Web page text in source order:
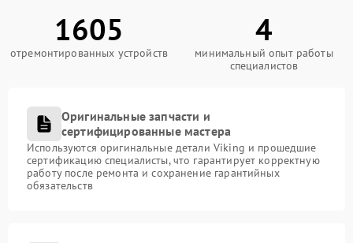
1605
отремонтированных устройств
4
минимальный опыт работы
специалистов
Оригинальные запчасти и
сертифицированные мастера
Используются оригинальные детали Viking и прошедшие
сертификацию специалисты, что гарантирует корректную
работу после ремонта и сохранение гарантийных
обязательств